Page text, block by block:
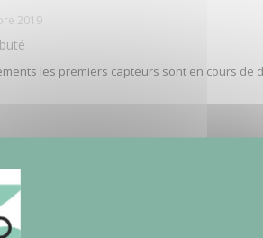
2019
les premiers capteurs sont en cours de
fait un zoom sur le projet CENSE,
de Lorient. L'occasion de souligner